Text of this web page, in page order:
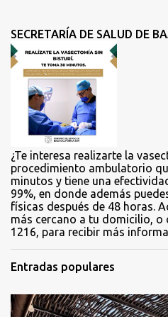
t
r
o
SECRETARÍA DE SALUD DE
¿Te interesa realizarte la
procedimiento ambulatorio
minutos y tiene una
99%, en donde además
físicas después de 48 horas.
más cercano a tu domicilio, o
1216, para recibir más
Entradas populares